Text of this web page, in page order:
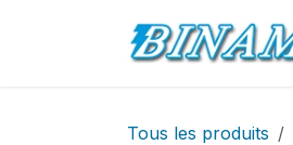
Tous les produits